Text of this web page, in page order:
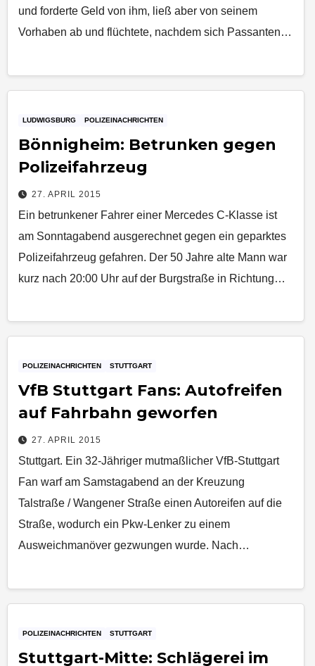
und forderte Geld von ihm, ließ aber von seinem
Vorhaben ab und flüchtete, nachdem sich Passanten…
LUDWIGSBURG POLIZEINACHRICHTEN
Bönnigheim: Betrunken gegen
Polizeifahrzeug
27. APRIL 2015
Ein betrunkener Fahrer einer Mercedes C-Klasse ist
am Sonntagabend ausgerechnet gegen ein geparktes
Polizeifahrzeug gefahren. Der 50 Jahre alte Mann war
kurz nach 20:00 Uhr auf der Burgstraße in Richtung…
POLIZEINACHRICHTEN STUTTGART
VfB Stuttgart Fans: Autofreifen
auf Fahrbahn geworfen
27. APRIL 2015
Stuttgart. Ein 32-Jähriger mutmaßlicher VfB-Stuttgart
Fan warf am Samstagabend an der Kreuzung
Talstraße / Wangener Straße einen Autoreifen auf die
Straße, wodurch ein Pkw-Lenker zu einem
Ausweichmanöver gezwungen wurde. Nach…
POLIZEINACHRICHTEN STUTTGART
Stuttgart-Mitte: Schlägerei im